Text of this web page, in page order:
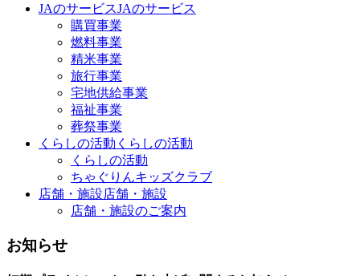
JAのサービスJAのサービス
購買事業
燃料事業
精米事業
旅行事業
宅地供給事業
福祉事業
葬祭事業
くらしの活動 くらしの活動
くらしの活動
ちゃぐりんキッズクラブ
店舗・施設店舗・施設
店舗・施設のご案内
お知らせ